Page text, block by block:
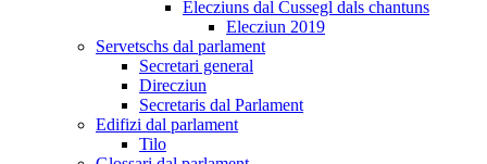
Elecziuns dal Cussegl dals chantuns
Elecziun 2019
Servetschs dal parlament
Secretari general
Direcziun
Secretaris dal Parlament
Edifizi dal parlament
Tilo